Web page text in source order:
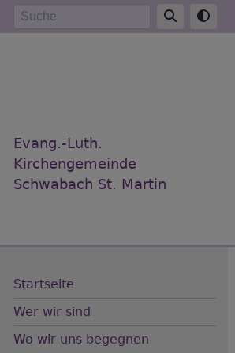
Direkt
Evang.-Luth.
Kirchengemeinde
Schwabach St. Martin
Startseite
Wer wir sind
Wo wir uns begegnen